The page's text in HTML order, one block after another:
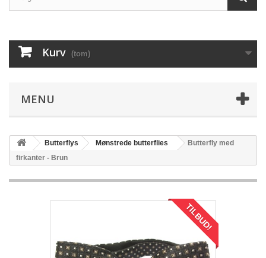
Kurv (tom)
MENU
Butterflys Mønstrede butterflies
Butterfly med
firkanter - Brun
TILBUD!